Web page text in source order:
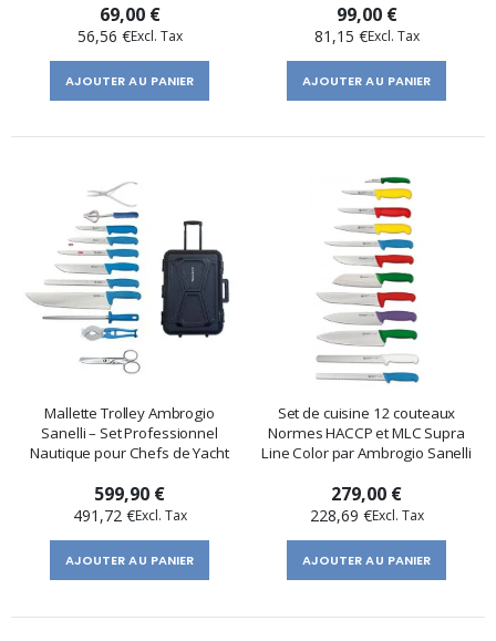
69,00 €
56,56 €
AJOUTER AU PANIER
99,00 €
81,15 €
AJOUTER AU PANIER
Mallette Trolley Ambrogio
Sanelli – Set Professionnel
Nautique pour Chefs de Yacht
599,90 €
491,72 €
AJOUTER AU PANIER
Set de cuisine 12 couteaux
Normes HACCP et MLC Supra
Line Color par Ambrogio Sanelli
279,00 €
228,69 €
AJOUTER AU PANIER